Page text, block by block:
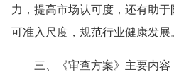
力，提高市场认可度，还有助
可准入尺度，规范行业健康发展
三、《审查方案》主要内容